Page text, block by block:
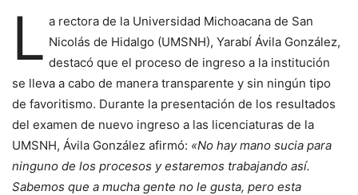
L a rectora de la Universidad Michoacana de San
Nicolás de Hidalgo (UMSNH), Yarabí Ávila González,
destacó que el proceso de ingreso a la institución
se lleva a cabo de manera transparente y sin ningún tipo
de favoritismo. Durante la presentación de los resultados
del examen de nuevo ingreso a las licenciaturas de la
UMSNH, Ávila González afirmó: «No hay mano sucia para
ninguno de los procesos y estaremos trabajando así.
Sabemos que a mucha gente no le gusta, pero esta